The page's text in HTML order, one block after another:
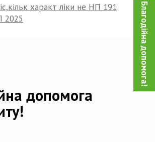
Благодійна допомога!
характ ліки не НП 191
2025
допомога